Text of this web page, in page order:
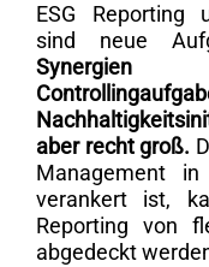
ESG Reporting
sind neue
Synergien
aber recht groß.
Management
verankert ist,
Reporting von
abgedeckt